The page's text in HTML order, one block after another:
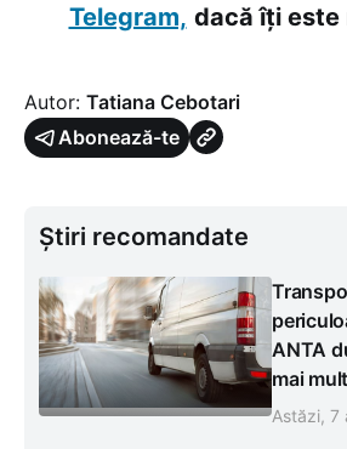
Telegram, dacă îți este
Autor: Tatiana Cebotari
Abonează-te
Știri recomandate
ANTA
mai
Astăzi, 7